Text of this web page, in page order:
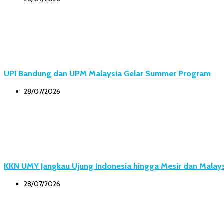
UPI Bandung dan UPM Malaysia Gelar Summer Program
28/07/2026
KKN UMY Jangkau Ujung Indonesia hingga Mesir dan
28/07/2026